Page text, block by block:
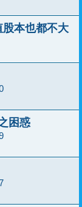
本也都不大
困惑